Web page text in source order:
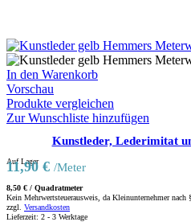
In den Warenkorb
Vorschau
Produkte vergleichen
Zur Wunschliste hinzufügen
Kunstleder, Lederimitat
Auf Lager
11,90 € /Meter
8,50 € / Quadratmeter
Kein Mehrwertsteuerausweis, da Kleinunternehmer nach
zzgl. Versandkosten
Lieferzeit: 2 - 3 Werktage